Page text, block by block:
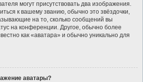
могут присутствовать два изображения.
к вашему званию, обычно это звёздочки,
на то, сколько сообщений вы
на конференции. Другое, обычно более
как «аватара» и обычно уникально для
аватары?